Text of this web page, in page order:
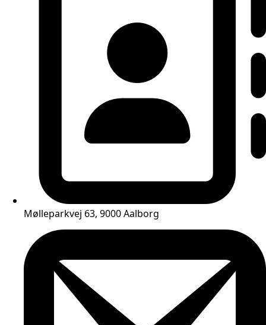
Mølleparkvej 63, 9000 Aalborg